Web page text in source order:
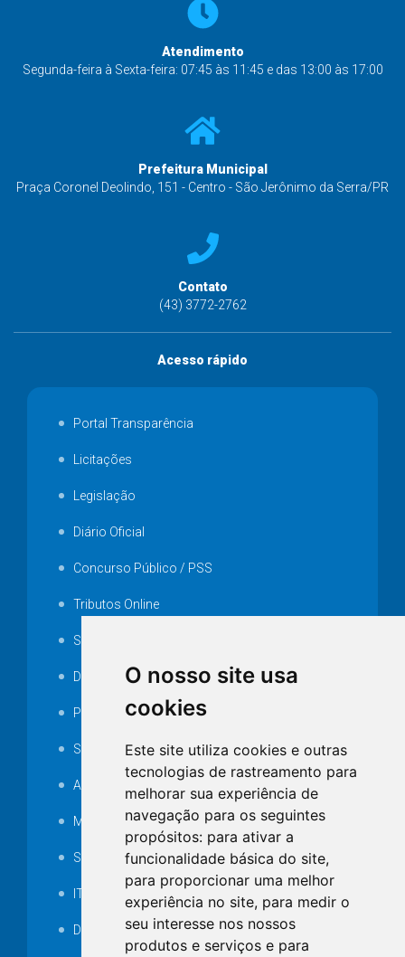
O nosso site usa
cookies
Este site utiliza cookies e outras
tecnologias de rastreamento para
melhorar sua experiência de
navegação para os seguintes
propósitos: para ativar a
funcionalidade básica do site,
para proporcionar uma melhor
experiência no site, para medir o
seu interesse nos nossos
produtos e serviços e para
Atendimento
Segunda-feira à Sexta-feira: 07:45 às 11:45 e das 13:00 às 17:00
Prefeitura Municipal
Praça Coronel Deolindo, 151 - Centro - São Jerônimo da Serra/PR
Contato
(43) 3772-2762
Acesso rápido
Portal Transparência
Licitações
Legislação
Diário Oficial
Concurso Público / PSS
Tributos Online
Serviços ISS-E
Decretos
Portarias
SAMAE
Audiência pública
MANUTENÇÃO DE ILUMINAÇÃO PÚBLICA
Serviços Técnicos TI
ITR
Desapropriações